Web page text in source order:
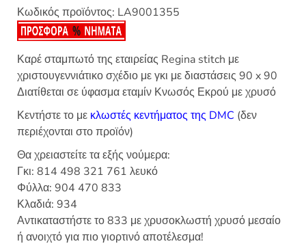
Κωδικός προϊόντος: LA9001355
Καρέ σταμπωτό της εταιρείας Regina stitch με
χριστουγεννιάτικο σχέδιο με γκι με διαστάσεις 90 x 90
Διατίθεται σε ύφασμα εταμίν Κνωσός Εκρού με χρυσό
Κεντήστε το με κλωστές κεντήματος της DMC (δεν
περιέχονται στο προϊόν)
Θα χρειαστείτε τα εξής νούμερα:
Γκι: 814 498 321 761 λευκό
Φύλλα: 904 470 833
Κλαδιά: 934
Αντικαταστήστε το 833 με χρυσοκλωστή χρυσό μεσαίο
ή ανοιχτό για πιο γιορτινό αποτέλεσμα!